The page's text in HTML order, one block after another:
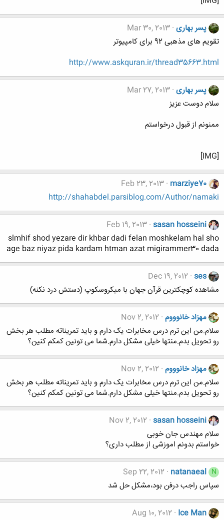
پسر بهاری Mar 30, 2013
تقویم های مذهبی 92 برای کامپیوتر
http://www.askquran.ir/thread35663.html
پسر بهاری Mar 27, 2013
سلام دوست عزیز
ممنونم از قبول درخواستم
[IMG]
marziye70
Feb 23, 2013
http://shahabdel.parsiblog.com/Author/namaki
sasan hosseini
Feb 19, 2013
slmhif shod yezare dir khbar dadi felan moshkelam hal sho
age baz niyaz pida kardam htman azat migirammer30 dada
ses
Dec 19, 2012
مشاهده کوچکترین قرآن جهان با میکروسکوپ (دستش درد نکنه)
مهزاد خانوووم Nov 2, 2012
سلام.من این ترم درس مخابرات یک دارم و باید تمریناته مطلب هر بخش
رو تحویل بدم.منتها خیلی مشکل دارم.شما می تونین کمکم کنین؟
مهزاد خانوووم Nov 2, 2012
سلام.من این ترم درس مخابرات یک دارم و باید تمریناته مطلب هر بخش
رو تحویل بدم.منتها خیلی مشکل دارم.شما می تونین کمکم کنین؟
sasan hosseini
Nov 2, 2012
سلام مهندس جان خوبی
خواستم بدونم اموزشی از مطلب داری؟
N
natanaeal
Sep 22, 2012
سپاس راجب درفن بود،مشکل حل شد
Ice Man
Aug 10, 2012